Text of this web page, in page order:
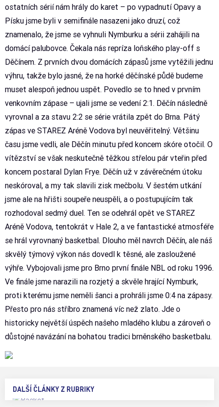
ostatních sérií nám hrály do karet – po vypadnutí Opavy a
Písku jsme byli v semifinále nasazeni jako druzí, což
znamenalo, že jsme se vyhnuli Nymburku a sérii zahájili na
domácí palubovce. Čekala nás repríza loňského play-off s
Děčínem. Z prvních dvou domácích zápasů jsme vytěžili jednu
výhru, takže bylo jasné, že na horké děčínské půdě budeme
muset alespoň jednou uspět. Povedlo se to hned v prvním
venkovním zápase – ujali jsme se vedení 2:1. Děčín následně
vyrovnal a za stavu 2:2 se série vrátila zpět do Brna. Pátý
zápas ve STAREZ Aréně Vodova byl neuvěřitelný. Většinu
času jsme vedli, ale Děčín minutu před koncem skóre otočil. O
vítězství se však neskutečně těžkou střelou pár vteřin před
koncem postaral Dylan Frye. Děčín už v závěrečném útoku
neskóroval, a my tak slavili zisk mečbolu. V šestém utkání
jsme ale na hřišti soupeře neuspěli, a o postupujícím tak
rozhodoval sedmý duel. Ten se odehrál opět ve STAREZ
Aréně Vodova, tentokrát v Hale 2, a ve fantastické atmosféře
se hrál vyrovnaný basketbal. Dlouho měl navrch Děčín, ale náš
skvělý týmový výkon nás dovedl k těsné, ale zasloužené
výhře. Vybojovali jsme pro Brno první finále NBL od roku 1996.
Ve finále jsme narazili na rozjetý a skvěle hrající Nymburk,
proti kterému jsme neměli šanci a prohráli jsme 0:4 na zápasy.
Přesto pro nás stříbro znamená víc než zlato. Jde o
historicky největší úspěch našeho mladého klubu a zároveň o
důstojné navázání na bohatou tradici brněnského basketbalu.
DALŠÍ ČLÁNKY Z RUBRIKY